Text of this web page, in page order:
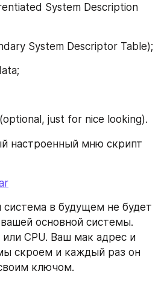
System Description
System Descriptor Table);
just for nice looking).
настроенный мню скрипт
система в будущем не будет
основной системы.
или CPU. Ваш мак адрес и
скроем и каждый раз он
ключом.